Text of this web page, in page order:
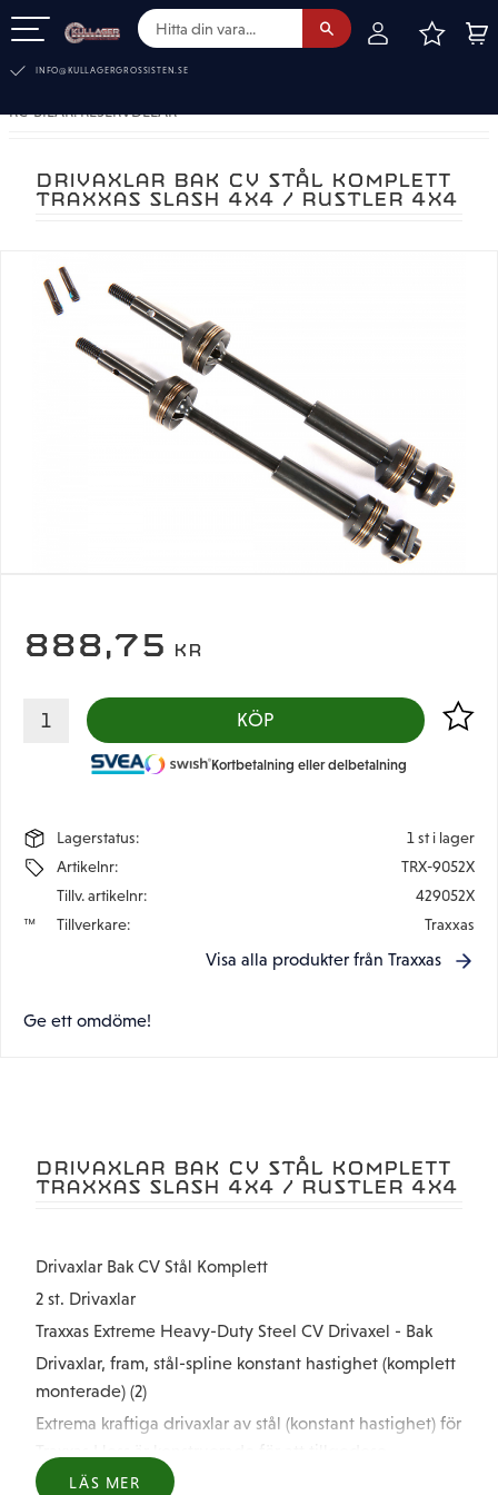
INFO@KULLAGERGROSSISTEN.SE
RC-BILAR. RESERVDELAR
DRIVAXLAR BAK CV STÅL KOMPLETT
TRAXXAS SLASH 4X4 / RUSTLER 4X4
888,75 KR
KÖP Lägg
Kortbetalning eller delbetalning
Lagerstatus
1 st i lager
Artikelnr
TRX-9052X
Tillv. artikelnr
429052X
Tillverkare
Traxxas
Visa alla produkter från Traxxas
Ge ett omdöme!
DRIVAXLAR BAK CV STÅL KOMPLETT
TRAXXAS SLASH 4X4 / RUSTLER 4X4
Drivaxlar Bak CV Stål Komplett
2 st. Drivaxlar
Traxxas Extreme Heavy-Duty Steel CV Drivaxel - Bak
Drivaxlar, fram, stål-spline konstant hastighet (komplett
monterade) (2)
Extrema kraftiga drivaxlar av stål (konstant hastighet) för
prestandan och hållbarhetsbehoven hos de mest
LÄS MER